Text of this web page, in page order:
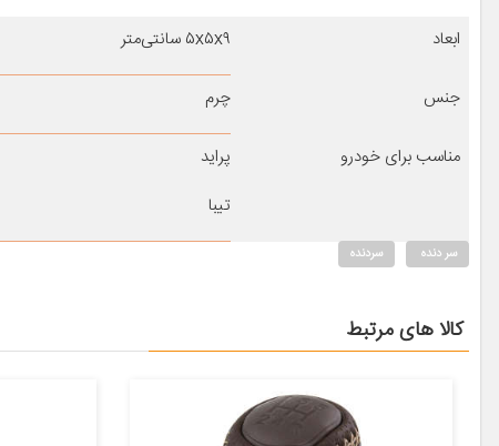
ابعاد ۵x۵x۹ سانتی‌متر
جنس چرم
مناسب برای خودرو
پراید
تیبا
سر دنده سردنده
کالا های مرتبط